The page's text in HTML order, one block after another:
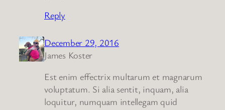
Reply
December 29, 2016
James Koster
Est enim effectrix multarum et magnarum
voluptatum. Si alia sentit, inquam, alia
loquitur, numquam intellegam quid